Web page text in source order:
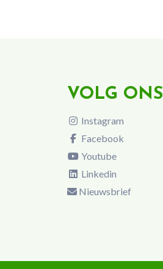
VOLG ONS
Instagram
Facebook
Youtube
Linkedin
Nieuwsbrief